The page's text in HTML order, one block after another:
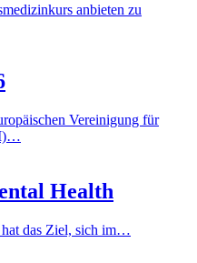
anbieten zu
Vereinigung für
Health
hat das Ziel, sich im…